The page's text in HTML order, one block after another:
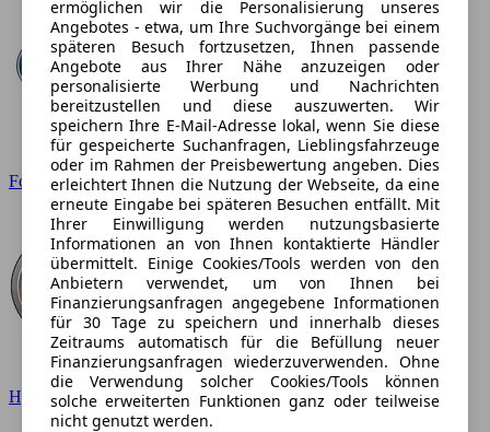
Ford
Hyundai
ermöglichen wir die Personalisierung unseres
Angebotes - etwa, um Ihre Suchvorgänge bei einem
späteren Besuch fortzusetzen, Ihnen passende
Angebote aus Ihrer Nähe anzuzeigen oder
personalisierte Werbung und Nachrichten
bereitzustellen und diese auszuwerten. Wir
speichern Ihre E-Mail-Adresse lokal, wenn Sie diese
für gespeicherte Suchanfragen, Lieblingsfahrzeuge
oder im Rahmen der Preisbewertung angeben. Dies
erleichtert Ihnen die Nutzung der Webseite, da eine
erneute Eingabe bei späteren Besuchen entfällt. Mit
Ihrer Einwilligung werden nutzungsbasierte
Informationen an von Ihnen kontaktierte Händler
übermittelt. Einige Cookies/Tools werden von den
Anbietern verwendet, um von Ihnen bei
Finanzierungsanfragen angegebene Informationen
für 30 Tage zu speichern und innerhalb dieses
Zeitraums automatisch für die Befüllung neuer
Finanzierungsanfragen wiederzuverwenden. Ohne
die Verwendung solcher Cookies/Tools können
solche erweiterten Funktionen ganz oder teilweise
nicht genutzt werden.